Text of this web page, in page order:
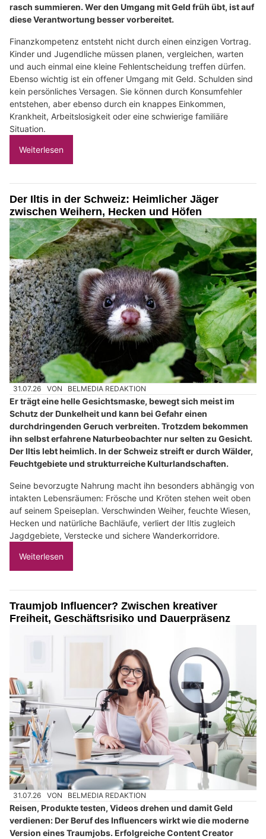
rasch summieren. Wer den Umgang mit Geld früh übt, ist auf
diese Verantwortung besser vorbereitet.
Finanzkompetenz entsteht nicht durch einen einzigen Vortrag.
Kinder und Jugendliche müssen planen, vergleichen, warten
und auch einmal eine kleine Fehlentscheidung treffen dürfen.
Ebenso wichtig ist ein offener Umgang mit Geld. Schulden sind
kein persönliches Versagen. Sie können durch Konsumfehler
entstehen, aber ebenso durch ein knappes Einkommen,
Krankheit, Arbeitslosigkeit oder eine schwierige familiäre
Situation.
Weiterlesen
Der Iltis in der Schweiz: Heimlicher Jäger
zwischen Weihern, Hecken und Höfen
31.07.26 VON BELMEDIA REDAKTION
Er trägt eine helle Gesichtsmaske, bewegt sich meist im
Schutz der Dunkelheit und kann bei Gefahr einen
durchdringenden Geruch verbreiten. Trotzdem bekommen
ihn selbst erfahrene Naturbeobachter nur selten zu Gesicht.
Der Iltis lebt heimlich. In der Schweiz streift er durch Wälder,
Feuchtgebiete und strukturreiche Kulturlandschaften.
Seine bevorzugte Nahrung macht ihn besonders abhängig von
intakten Lebensräumen: Frösche und Kröten stehen weit oben
auf seinem Speiseplan. Verschwinden Weiher, feuchte Wiesen,
Hecken und natürliche Bachläufe, verliert der Iltis zugleich
Jagdgebiete, Verstecke und sichere Wanderkorridore.
Weiterlesen
Traumjob Influencer? Zwischen kreativer
Freiheit, Geschäftsrisiko und Dauerpräsenz
31.07.26 VON BELMEDIA REDAKTION
Reisen, Produkte testen, Videos drehen und damit Geld
verdienen: Der Beruf des Influencers wirkt wie die moderne
Version eines Traumjobs. Erfolgreiche Content Creator